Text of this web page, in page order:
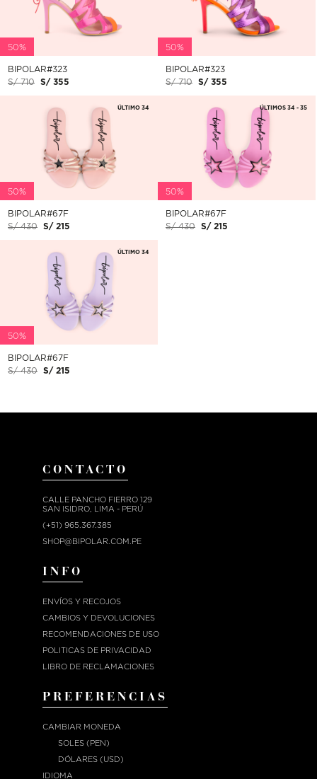
50%
BIPOLAR#323
S/ 710
S/ 355
50%
BIPOLAR#323
S/ 710
S/ 355
50%
BIPOLAR#67F
S/ 430
S/ 215
ÚLTIMO 34
50%
BIPOLAR#67F
S/ 430
S/ 215
ÚLTIMOS 34 - 35
50%
BIPOLAR#67F
S/ 430
S/ 215
ÚLTIMO 34
CONTACTO
CALLE PANCHO FIERRO 129
SAN ISIDRO, LIMA - PERÚ
(+51) 965.367.385
SHOP@BIPOLAR.COM.PE
INFO
ENVÍOS Y RECOJOS
CAMBIOS Y DEVOLUCIONES
RECOMENDACIONES DE USO
POLITICAS DE PRIVACIDAD
LIBRO DE RECLAMACIONES
PREFERENCIAS
CAMBIAR MONEDA
SOLES (PEN)
DÓLARES (USD)
IDIOMA